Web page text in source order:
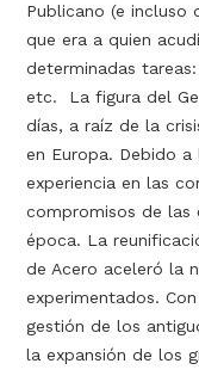
Publicano (e incluso
que era a quien
determinadas
etc. La figura del
días, a raíz de la
en Europa. Debido
experiencia en las
compromisos de las
época. La
de Acero aceleró la
experimentados.
gestión de los
la expansión de los